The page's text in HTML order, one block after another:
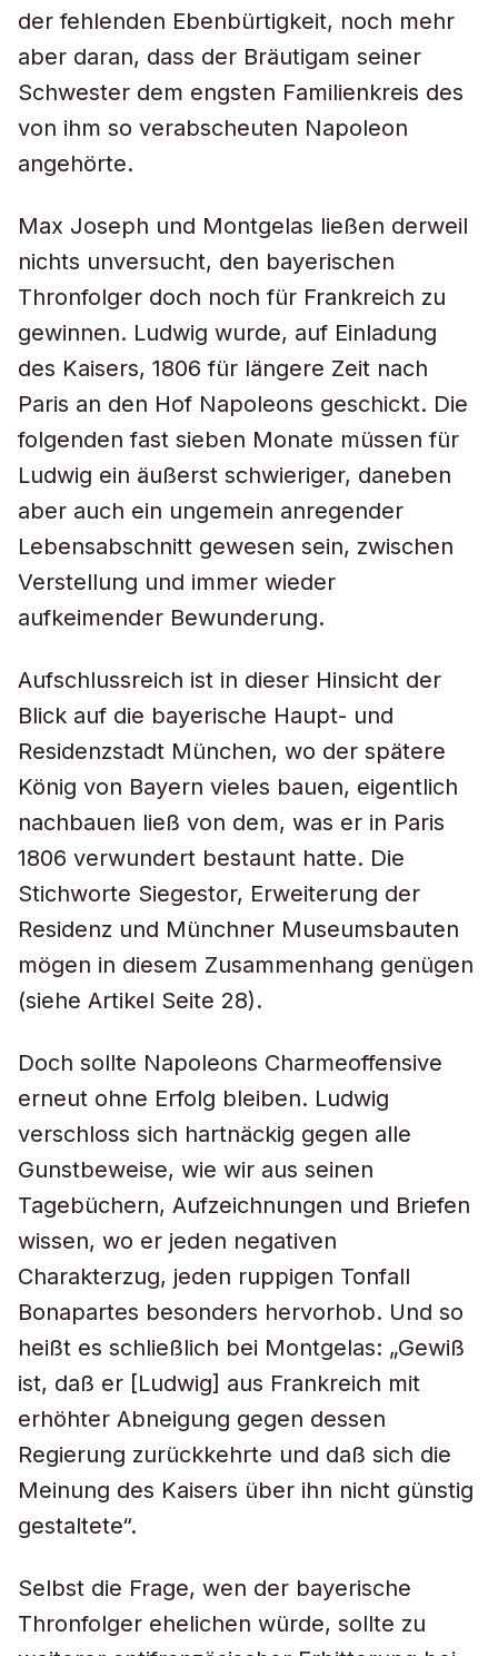
der fehlenden Ebenbürtigkeit, noch mehr
aber daran, dass der Bräutigam seiner
Schwester dem engsten Familienkreis des
von ihm so verabscheuten Napoleon
angehörte.
Max Joseph und Montgelas ließen derweil
nichts unversucht, den bayerischen
Thronfolger doch noch für Frankreich zu
gewinnen. Ludwig wurde, auf Einladung
des Kaisers, 1806 für längere Zeit nach
Paris an den Hof Napoleons geschickt. Die
folgenden fast sieben Monate müssen für
Ludwig ein äußerst schwieriger, daneben
aber auch ein ungemein anregender
Lebensabschnitt gewesen sein, zwischen
Verstellung und immer wieder
aufkeimender Bewunderung.
Aufschlussreich ist in dieser Hinsicht der
Blick auf die bayerische Haupt- und
Residenzstadt München, wo der spätere
König von Bayern vieles bauen, eigentlich
nachbauen ließ von dem, was er in Paris
1806 verwundert bestaunt hatte. Die
Stichworte Siegestor, Erweiterung der
Residenz und Münchner Museumsbauten
mögen in diesem Zusammenhang genügen
(siehe Artikel Seite 28).
Doch sollte Napoleons Charmeoffensive
erneut ohne Erfolg bleiben. Ludwig
verschloss sich hartnäckig gegen alle
Gunstbeweise, wie wir aus seinen
Tagebüchern, Aufzeichnungen und Briefen
wissen, wo er jeden negativen
Charakterzug, jeden ruppigen Tonfall
Bonapartes besonders hervorhob. Und so
heißt es schließlich bei Montgelas: „Gewiß
ist, daß er [Ludwig] aus Frankreich mit
erhöhter Abneigung gegen dessen
Regierung zurückkehrte und daß sich die
Meinung des Kaisers über ihn nicht günstig
gestaltete“.
Selbst die Frage, wen der bayerische
Thronfolger ehelichen würde, sollte zu